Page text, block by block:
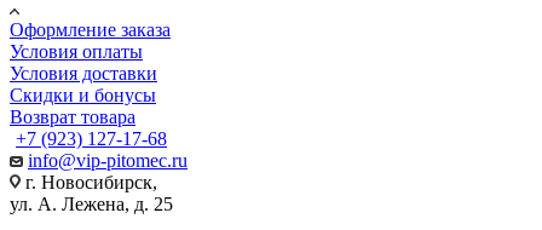
Оформление заказа
Условия оплаты
Условия доставки
Скидки и бонусы
Возврат товара
+7 (923) 127-17-68
info@vip-pitomec.ru
г. Новосибирск,
ул. А. Лежена, д. 25